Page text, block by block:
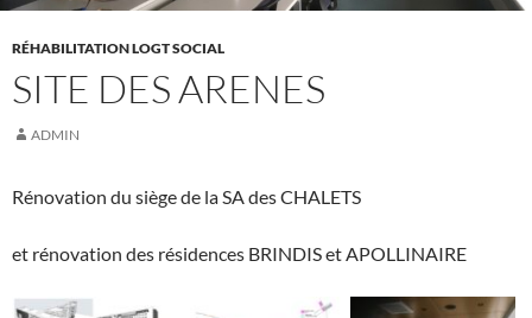
RÉHABILITATION LOGT SOCIAL
SITE DES ARENES
ADMIN
Rénovation du siège de la SA des CHALETS
et rénovation des résidences BRINDIS et APOLLINAIRE